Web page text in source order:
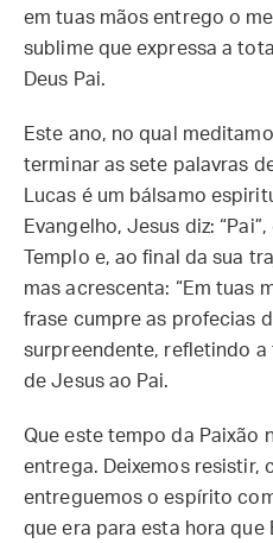
em tuas mãos entrego o
sublime que expressa a
Deus Pai.
Este ano, no qual
terminar as sete palavras
Lucas é um bálsamo
Evangelho, Jesus diz:
Templo e, ao final da sua
mas acrescenta: “Em tuas
frase cumpre as profecias
surpreendente, refletindo
de Jesus ao Pai.
Que este tempo da Paixão
entrega. Deixemos resistir,
entreguemos o espírito
que era para esta hora que